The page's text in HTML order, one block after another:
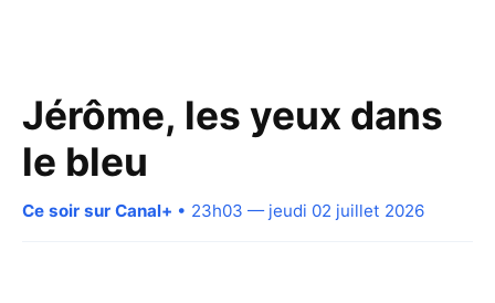
Jérôme, les yeux dans
le bleu
Ce soir sur Canal+ • 23h03 — jeudi 02 juillet 2026